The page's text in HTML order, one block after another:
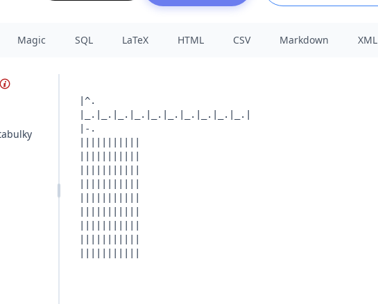
Magic SQL LaTeX HTML CSV Markdown XML